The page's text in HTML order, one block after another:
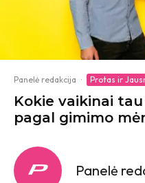
Panelė redakcija · Protas ir
Kokie vaikinai
pagal gimimo
Panelė